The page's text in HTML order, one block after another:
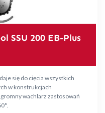
SSU 200 EB-Plus
się do cięcia wszystkich
w konstrukcjach
wachlarz zastosowań